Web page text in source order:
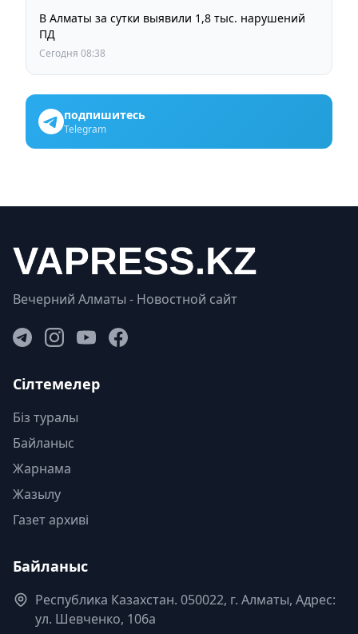
В Алматы за сутки выявили 1,8 тыс. нарушений
ПД
Сегодня 08:38
подпишитесь
Telegram
Вечерний Алматы - Новостной сайт
Сілтемелер
Біз туралы
Байланыс
Жарнама
Жазылу
Газет архиві
Байланыс
Республика Казахстан. 050022, г. Алматы, Адрес:
ул. Шевченко, 106а